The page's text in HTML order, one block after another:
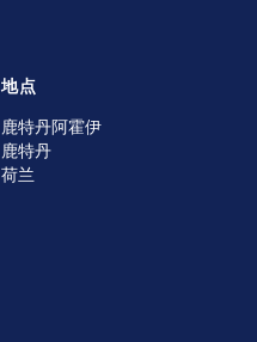
地点
鹿特丹阿霍伊
鹿特丹
荷兰